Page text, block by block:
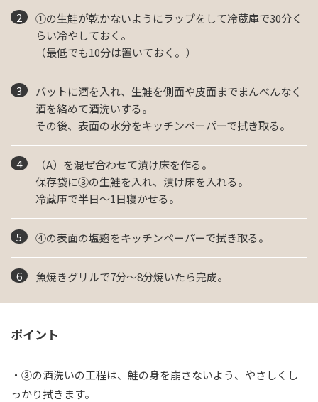
①の生鮭が乾かないようにラップをして冷蔵庫で30分く
らい冷やしておく。
（最低でも10分は置いておく。）
バットに酒を入れ、生鮭を側面や皮面までまんべんなく
酒を絡めて酒洗いする。
その後、表面の水分をキッチンペーパーで拭き取る。
（A）を混ぜ合わせて漬け床を作る。
保存袋に③の生鮭を入れ、漬け床を入れる。
冷蔵庫で半日～1日寝かせる。
④の表面の塩麹をキッチンペーパーで拭き取る。
魚焼きグリルで7分～8分焼いたら完成。
ポイント
・③の酒洗いの工程は、鮭の身を崩さないよう、やさしくし
っかり拭きます。